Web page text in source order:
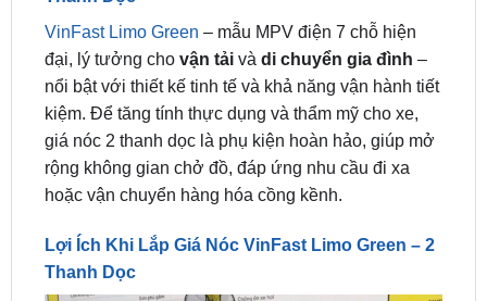
nổi bật với thiết kế tinh tế và khả năng vận hành tiết
kiệm. Để tăng tính thực dụng và thẩm mỹ cho xe,
giá nóc 2 thanh dọc là phụ kiện hoàn hảo, giúp mở
rộng không gian chở đồ, đáp ứng nhu cầu đi xa
hoặc vận chuyển hàng hóa cồng kềnh.
Lợi Ích Khi Lắp Giá Nóc VinFast Limo Green – 2